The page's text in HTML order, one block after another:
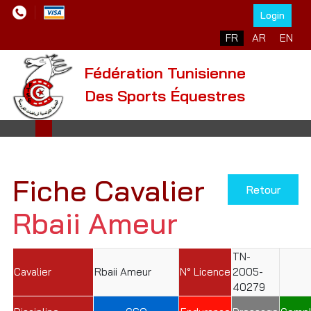
Login
Sélectionnez votre
FR AR EN
Fédération Tunisienne
Des Sports Équestres
Retour
Fiche Cavalier
Rbaii Ameur
Cavalier Rbaii Ameur N° Licence
TN-
2005-
40279